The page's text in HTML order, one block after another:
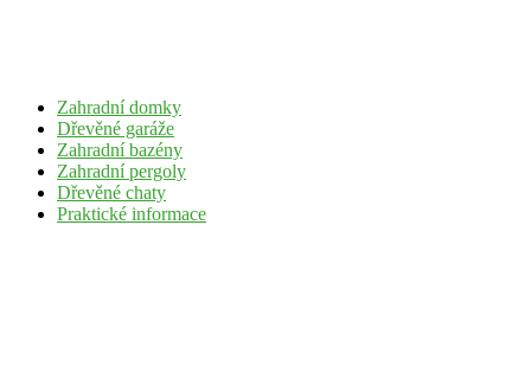
Zahradní domky
Dřevěné garáže
Zahradní bazény
Zahradní pergoly
Dřevěné chaty
Praktické informace